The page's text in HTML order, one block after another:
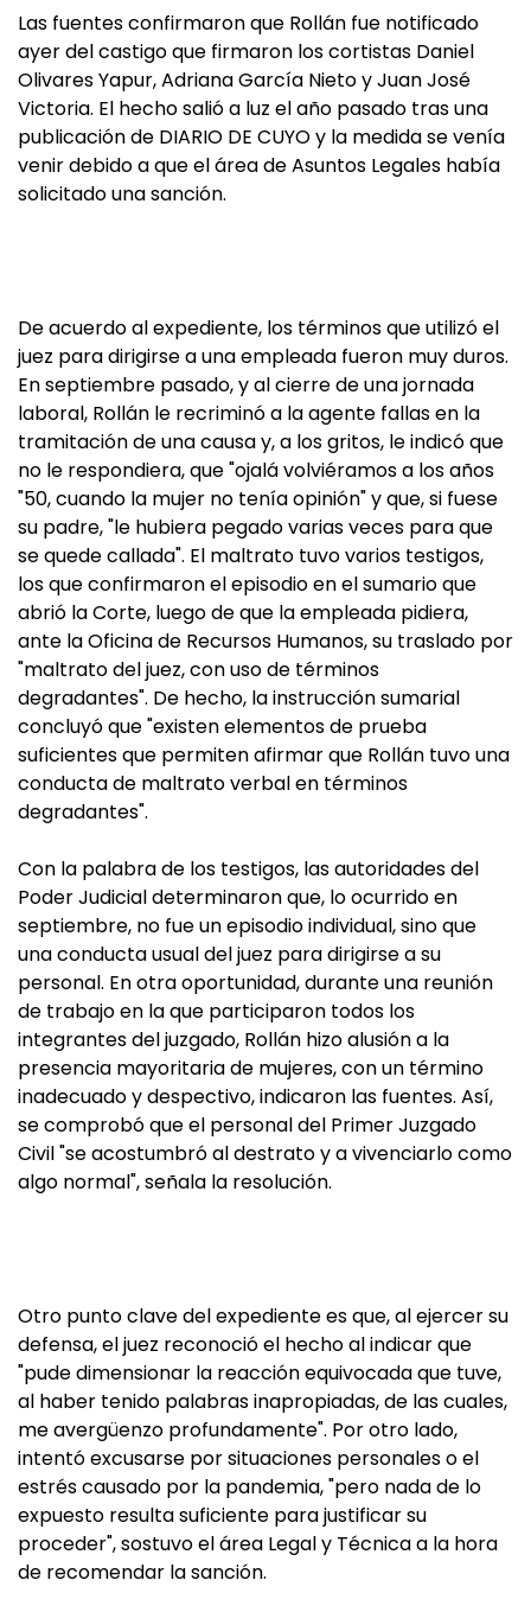
Las fuentes confirmaron que Rollán fue notificado
ayer del castigo que firmaron los cortistas Daniel
Olivares Yapur, Adriana García Nieto y Juan José
Victoria. El hecho salió a luz el año pasado tras una
publicación de DIARIO DE CUYO y la medida se venía
venir debido a que el área de Asuntos Legales había
solicitado una sanción.
De acuerdo al expediente, los términos que utilizó el
juez para dirigirse a una empleada fueron muy duros.
En septiembre pasado, y al cierre de una jornada
laboral, Rollán le recriminó a la agente fallas en la
tramitación de una causa y, a los gritos, le indicó que
no le respondiera, que "ojalá volviéramos a los años
"50, cuando la mujer no tenía opinión" y que, si fuese
su padre, "le hubiera pegado varias veces para que
se quede callada". El maltrato tuvo varios testigos,
los que confirmaron el episodio en el sumario que
abrió la Corte, luego de que la empleada pidiera,
ante la Oficina de Recursos Humanos, su traslado por
"maltrato del juez, con uso de términos
degradantes". De hecho, la instrucción sumarial
concluyó que "existen elementos de prueba
suficientes que permiten afirmar que Rollán tuvo una
conducta de maltrato verbal en términos
degradantes".
Con la palabra de los testigos, las autoridades del
Poder Judicial determinaron que, lo ocurrido en
septiembre, no fue un episodio individual, sino que
una conducta usual del juez para dirigirse a su
personal. En otra oportunidad, durante una reunión
de trabajo en la que participaron todos los
integrantes del juzgado, Rollán hizo alusión a la
presencia mayoritaria de mujeres, con un término
inadecuado y despectivo, indicaron las fuentes. Así,
se comprobó que el personal del Primer Juzgado
Civil "se acostumbró al destrato y a vivenciarlo como
algo normal", señala la resolución.
Otro punto clave del expediente es que, al ejercer su
defensa, el juez reconoció el hecho al indicar que
"pude dimensionar la reacción equivocada que tuve,
al haber tenido palabras inapropiadas, de las cuales,
me avergüenzo profundamente". Por otro lado,
intentó excusarse por situaciones personales o el
estrés causado por la pandemia, "pero nada de lo
expuesto resulta suficiente para justificar su
proceder", sostuvo el área Legal y Técnica a la hora
de recomendar la sanción.